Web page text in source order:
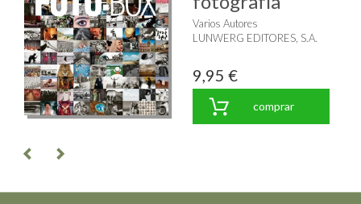
Varios Autores
LUNWERG EDITORES, S.A.
9,95 €
comprar